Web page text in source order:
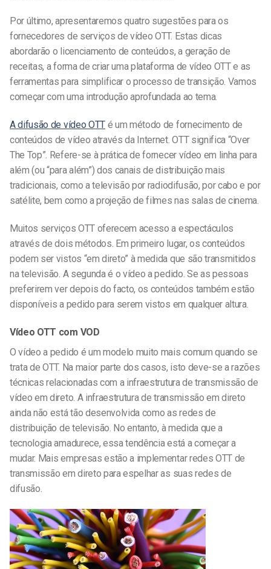
Por último, apresentaremos quatro sugestões para os
fornecedores de serviços de vídeo OTT. Estas dicas
abordarão o licenciamento de conteúdos, a geração de
receitas, a forma de criar uma plataforma de vídeo OTT e as
ferramentas para simplificar o processo de transição. Vamos
começar com uma introdução aprofundada ao tema.
A difusão de vídeo OTTé um método de fornecimento de
conteúdos de vídeo através da Internet. OTT significa “Over
The Top”. Refere-se à prática de fornecer vídeo em linha para
além (ou “para além”) dos canais de distribuição mais
tradicionais, como a televisão por radiodifusão, por cabo e por
satélite, bem como a projeção de filmes nas salas de cinema.
Muitos serviços OTT oferecem acesso a espectáculos
através de dois métodos. Em primeiro lugar, os conteúdos
podem ser vistos “em direto” à medida que são transmitidos
na televisão. A segunda é o vídeo a pedido. Se as pessoas
preferirem ver depois do facto, os conteúdos também estão
disponíveis a pedido para serem vistos em qualquer altura.
Vídeo OTT com VOD
O vídeo a pedido é um modelo muito mais comum quando se
trata de OTT. Na maior parte dos casos, isto deve-se a razões
técnicas relacionadas com a infraestrutura de transmissão de
vídeo em direto. A infraestrutura de transmissão em direto
ainda não está tão desenvolvida como as redes de
distribuição de televisão. No entanto, à medida que a
tecnologia amadurece, essa tendência está a começar a
mudar. Mais empresas estão a implementar redes OTT de
transmissão em direto para espelhar as suas redes de
difusão.